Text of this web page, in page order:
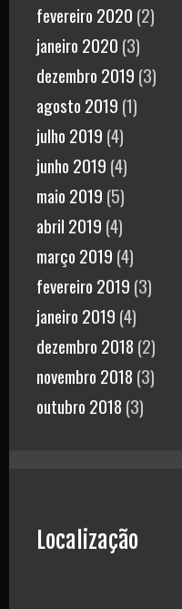
fevereiro 2020 (2)
janeiro 2020 (3)
dezembro 2019 (3)
agosto 2019 (1)
julho 2019 (4)
junho 2019 (4)
maio 2019 (5)
abril 2019 (4)
março 2019 (4)
fevereiro 2019 (3)
janeiro 2019 (4)
dezembro 2018 (2)
novembro 2018 (3)
outubro 2018 (3)
Localização